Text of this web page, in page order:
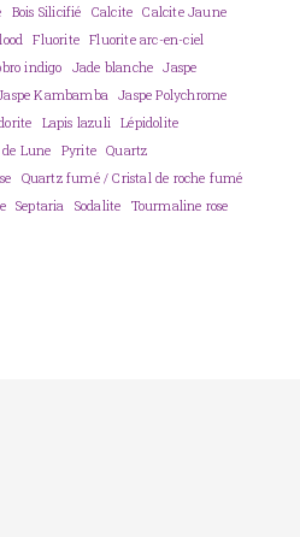
Bois Silicifié Calcite
Calcite Jaune
Fluorite Fluorite arc-en-ciel
indigo Jade blanche
Jaspe
Kambamba Jaspe Polychrome
Lapis lazuli Lépidolite
de Lune Pyrite Quartz
Quartz fumé / Cristal de roche fumé
Septaria Sodalite
Tourmaline rose